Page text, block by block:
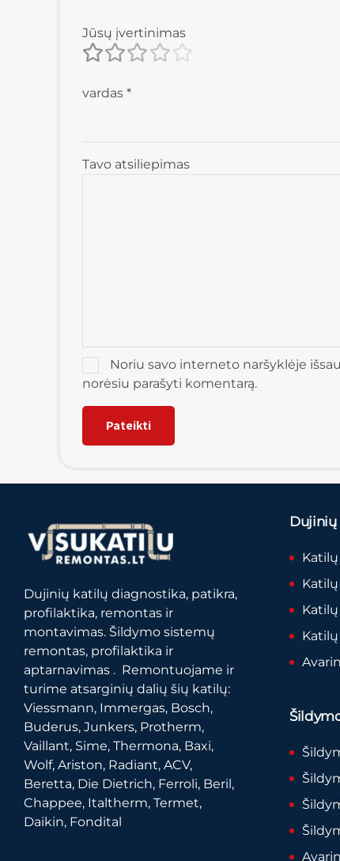
Jūsų įvertinimas
Tavo atsiliepimas
vardas *
Noriu savo interneto naršyklėje
norėsiu parašyti komentarą.
Dujinių katilų diagnostika, patikra,
profilaktika, remontas ir
montavimas. Šildymo sistemų
remontas, profilaktika ir
aptarnavimas . Remontuojame ir
turime atsarginių dalių šių katilų:
Viessmann, Immergas, Bosch,
Buderus, Junkers, Protherm,
Vaillant, Sime, Thermona, Baxi,
Wolf, Ariston, Radiant, ACV,
Beretta, Die Dietrich, Ferroli, Beril,
Chappee, Italtherm, Termet,
Daikin, Fondital
Dujinių